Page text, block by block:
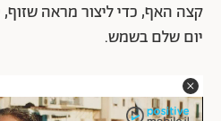
קצה האף, כדי ליצור מראה שזוף,
יום שלם בשמש.